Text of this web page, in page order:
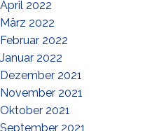
April 2022
März 2022
Februar 2022
Januar 2022
Dezember 2021
November 2021
Oktober 2021
September 2021